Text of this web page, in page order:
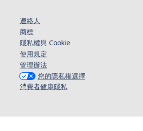
連絡人​​
商標
隱私權與 Cookie
使用規定
管理辦法
您的隱私權選擇
消費者健康隱私